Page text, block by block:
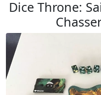
Dice Throne: